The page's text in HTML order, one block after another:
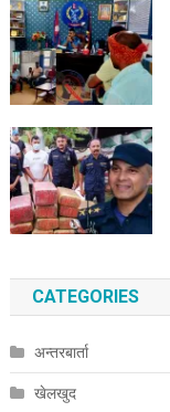
CATEGORIES
अन्तरबार्ता
खेलखुद